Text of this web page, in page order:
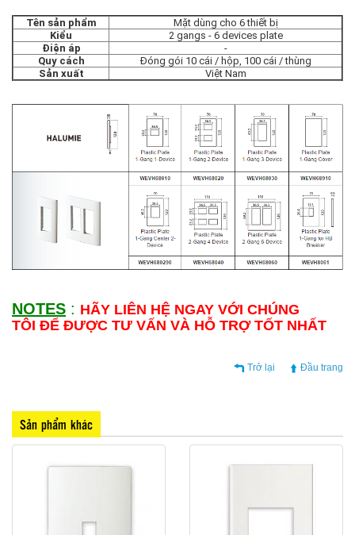
Tên sản phẩm
Mặt dùng cho 6 thiết bị
Kiểu
2 gangs - 6 devices plate
Điện áp
-
Quy cách
Đóng gói 10 cái / hộp, 100 cái / thùng
Sản xuất
Việt Nam
NOTES : HÃY LIÊN HỆ NGAY VỚI CHÚNG
TÔI ĐỂ ĐƯỢC TƯ VẤN VÀ HỖ TRỢ TỐT NHẤT
Trở lại Đầu trang
Sản phẩm khác